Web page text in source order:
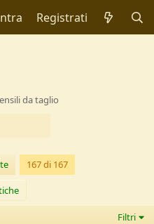
Registrati
da taglio
167 di 167
Filtri